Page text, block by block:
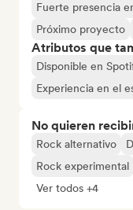
Fuerte presencia
Próximo proyecto
Atributos que
Disponible en
Experiencia en el
No quieren
Rock alternativo
Rock experimental
Ver todos +4